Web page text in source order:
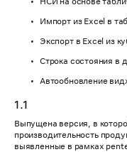
Импорт из Excel в
Экспорт в Excel из
Строка состояния в
Автообновление
1.1
Выпущена версия, в
производительность
выявленные в рамках